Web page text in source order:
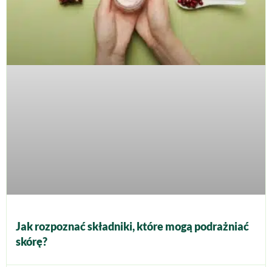
Jak rozpoznać składniki, które mogą podrażniać
skórę?